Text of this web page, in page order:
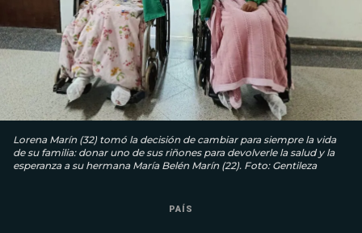
Lorena Marín (32) tomó la decisión de cambiar para siempre la vida
de su familia: donar uno de sus riñones para devolverle la salud y la
esperanza a su hermana María Belén Marín (22). Foto: Gentileza
PAÍS